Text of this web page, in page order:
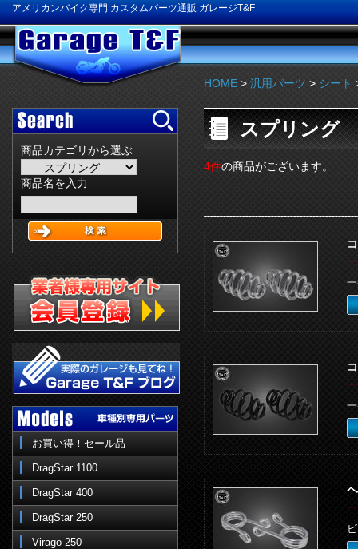
アメリカンバイク専門 カスタムパーツ通販 ガレージT&F
商品カテゴリから選ぶ
商品名を入力
お買い得！セール品
DragStar 1100
DragStar 400
DragStar 250
Virago 250
HOME > 汎用パーツ > シート
スプリング
4件の商品がございます。